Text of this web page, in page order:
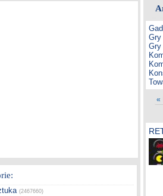
(2467660)
Gry
Gry
«